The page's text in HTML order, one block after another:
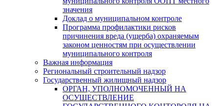
значения
Доклад о муниципальном контроле
Программа профилактики рисков
причинения вреда (ущерба) охраняемым
законом ценностям при осуществлении
муниципального контроля
Важная информация
Региональный строительный надзор
Государственный жилищный надзор
ОРГАН, УПОЛНОМОЧЕННЫЙ НА
ОСУЩЕСТВЛЕНИЕ